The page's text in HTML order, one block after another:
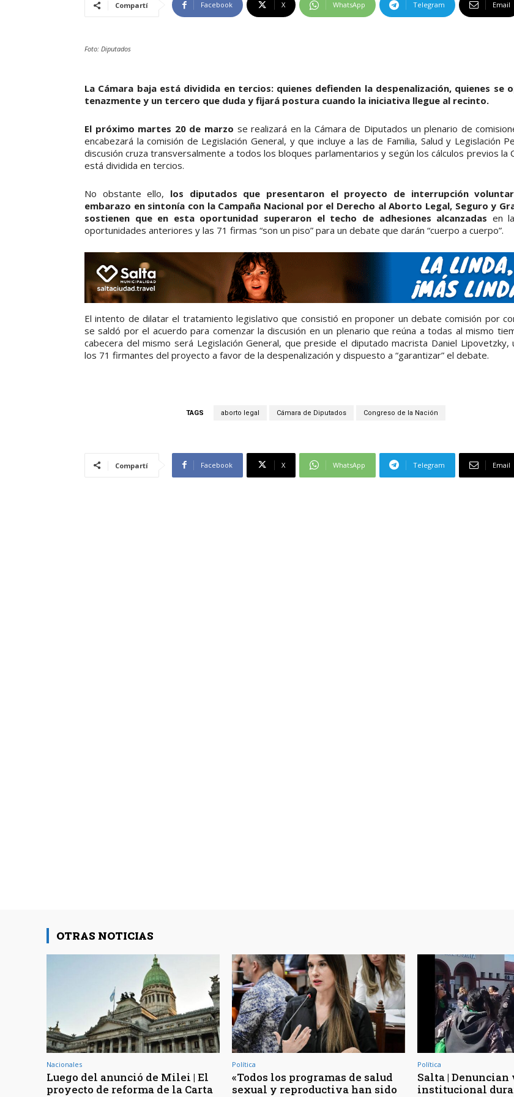
Compartí Facebook X WhatsApp Telegram Email
Foto: Diputados
La Cámara baja está dividida en tercios: quienes defienden la despenalización, quienes se
tenazmente y un tercero que duda y fijará postura cuando la iniciativa llegue al recinto.
El próximo martes 20 de marzo se realizará en la Cámara de Diputados un plenario de
encabezará la comisión de Legislación General, y que incluye a las de Familia, Salud y Legislación
discusión cruza transversalmente a todos los bloques parlamentarios y según los cálculos previos la
está dividida en tercios.
No obstante ello, los diputados que presentaron el proyecto de interrupción
embarazo en sintonía con la Campaña Nacional por el Derecho al Aborto Legal, Seguro y
sostienen que en esta oportunidad superaron el techo de adhesiones alcanzadas en
oportunidades anteriores y las 71 firmas “son un piso” para un debate que darán “cuerpo a cuerpo”.
El intento de dilatar el tratamiento legislativo que consistió en proponer un debate comisión por
se saldó por el acuerdo para comenzar la discusión en un plenario que reúna a todas al mismo
cabecera del mismo será Legislación General, que preside el diputado macrista Daniel Lipovetzky,
los 71 firmantes del proyecto a favor de la despenalización y dispuesto a “garantizar” el debate.
TAGS aborto legal Cámara de Diputados Congreso de la Nación
Compartí Facebook X WhatsApp Telegram Email
OTRAS NOTICIAS
Nacionales
Luego del anunció de Milei | El
proyecto de reforma de la Carta
Política
«Todos los programas de salud
sexual y reproductiva han sido
Política
Salta |
institucional